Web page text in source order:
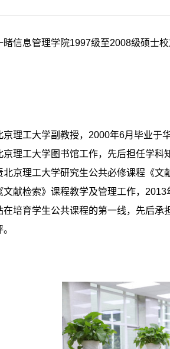
睹信息管理学院1997级至2008级硕士
京理工大学副教授，2000年6月毕业于
京理工大学图书馆工作，先后担任学
北京理工大学研究生公共必修课程《
文献检索》课程教学及管理工作，
在培育学生公共课程的第一线，先后承